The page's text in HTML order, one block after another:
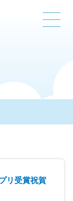
リ受賞祝賀